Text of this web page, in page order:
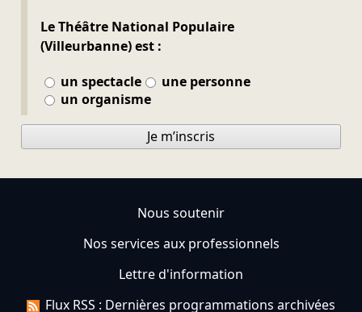
Le Théâtre National Populaire
(Villeurbanne) est :
un spectacle
une personne
un organisme
Je m’inscris
Nous soutenir
Nos services aux professionnels
Lettre d'information
Flux RSS : Dernières programmations archivées